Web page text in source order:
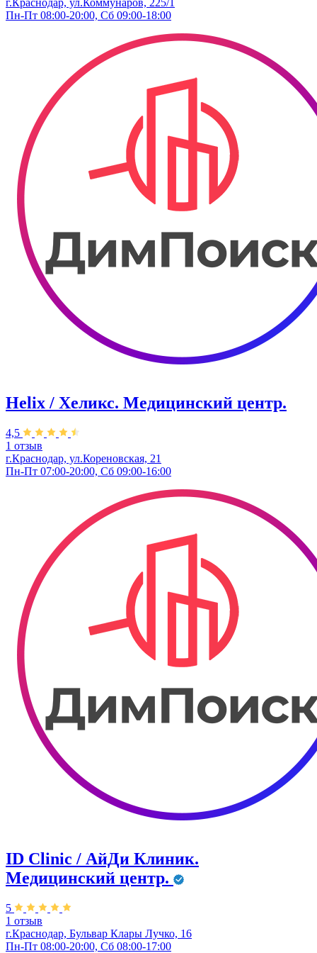
г.Краснодар, ул.Коммунаров, 225/1
Пн-Пт 08:00-20:00, Сб 09:00-18:00
Helix / Хеликс. Медицинский центр.
4,5
1 отзыв
г.Краснодар, ул.Кореновская, 21
Пн-Пт 07:00-20:00, Сб 09:00-16:00
ID Clinic / АйДи Клиник.
Медицинский центр.
5
1 отзыв
г.Краснодар, Бульвар ​Клары Лучко, 16
Пн-Пт 08:00-20:00, Сб 08:00-17:00